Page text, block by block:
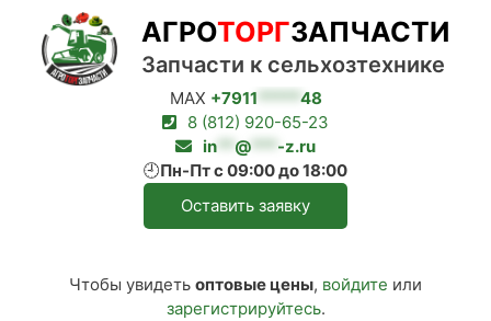
Перейти
содержимому
MAX +7911 ***** 48
8 (812) 920-65-23
in
@ *** -z.ru
🕘Пн-Пт с 09:00 до 18:00
Оставить заявку
Чтобы увидеть оптовые цены, войдите или
зарегистрируйтесь.
АГРОТОРГЗАПЧАСТИ
Запчасти к сельхозтехнике